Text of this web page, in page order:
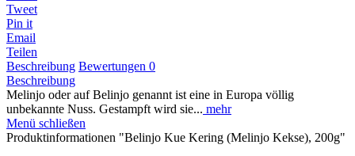
Tweet
Pin it
Email
Teilen
Beschreibung Bewertungen 0
Beschreibung
Melinjo oder auf Belinjo genannt ist eine in Europa völlig
unbekannte Nuss. Gestampft wird sie... mehr
Menü schließen
Produktinformationen "Belinjo Kue Kering (Melinjo Kekse), 200g"